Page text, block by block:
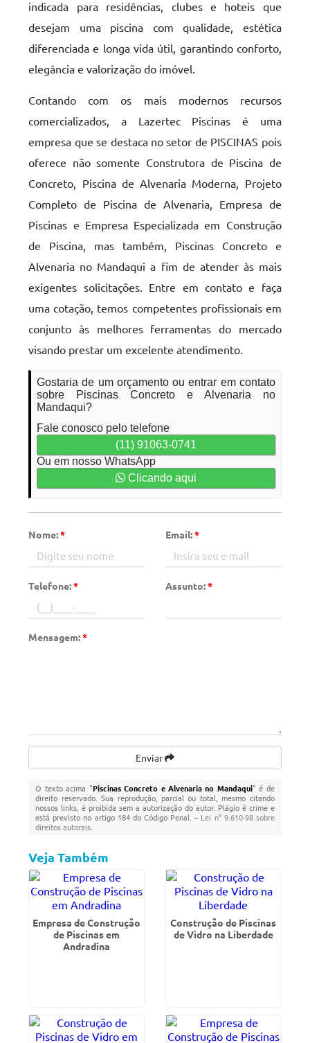
indicada para residências, clubes e hoteis que
desejam uma piscina com qualidade, estética
diferenciada e longa vida útil, garantindo conforto,
elegância e valorização do imóvel.
Contando com os mais modernos recursos
comercializados, a Lazertec Piscinas é uma
empresa que se destaca no setor de PISCINAS pois
oferece não somente Construtora de Piscina de
Concreto, Piscina de Alvenaria Moderna, Projeto
Completo de Piscina de Alvenaria, Empresa de
Piscinas e Empresa Especializada em Construção
de Piscina, mas também, Piscinas Concreto e
Alvenaria no Mandaqui a fim de atender às mais
exigentes solicitações. Entre em contato e faça
uma cotação, temos competentes profissionais em
conjunto às melhores ferramentas do mercado
visando prestar um excelente atendimento.
Gostaria de um orçamento ou entrar em contato
sobre Piscinas Concreto e Alvenaria no
Mandaqui?
Fale conosco pelo telefone
(11) 91063-0741
Ou em nosso WhatsApp
Clicando aqui
Nome:* Email:*
Telefone:* Assunto:*
Mensagem:*
Enviar
O texto acima "Piscinas Concreto e Alvenaria no Mandaqui" é de
direito reservado. Sua reprodução, parcial ou total, mesmo citando
nossos links, é proibida sem a autorização do autor. Plágio é crime e
está previsto no artigo 184 do Código Penal. – Lei n° 9.610-98 sobre
direitos autorais
Veja Também
Empresa de Construção
de Piscinas em
Andradina
Construção de Piscinas
de Vidro na Liberdade